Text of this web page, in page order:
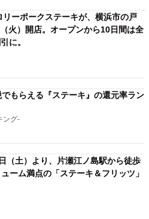
リーポークステーキが、横浜市の戸
火）開店。オープンから10日間は全
に。
もらえる『ステーキ』の還元率ラン
ング-
（土）より、片瀬江ノ島駅から徒歩
ーム満点の「ステーキ＆フリッツ」